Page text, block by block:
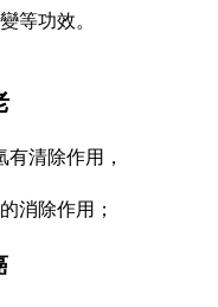
等功效。
清除作用，
消除作用；